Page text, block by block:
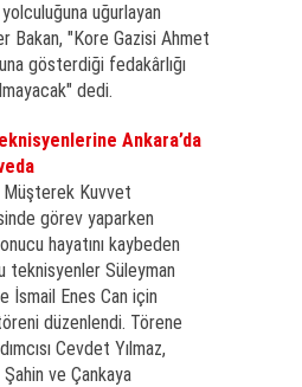
uğurlayan
Bakan, "Kore Gazisi Ahmet
gösterdiği fedakârlığı
dedi.
Ankara’da
Kuvvet
görev yaparken
hayatını kaybeden
teknisyenler Süleyman
İsmail Enes Can için
düzenlendi. Törene
Cevdet Yılmaz,
ve Çankaya